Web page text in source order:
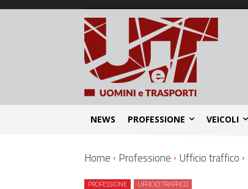
NEWS PROFESSIONE VEICOLI
Home Professione Ufficio traffico
PROFESSIONE UFFICIO TRAFFICO